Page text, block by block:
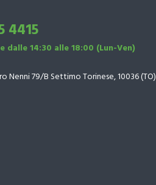
4415
dalle 14:30 alle 18:00 (Lun-Ven)
Nenni 79/B Settimo Torinese, 10036 (TO)